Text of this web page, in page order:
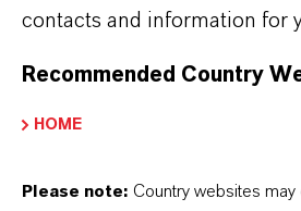
Neuer
LANXESS
Advanced Industrial
contacts and information for
Recommended Country
HOME
Please note: Country websites